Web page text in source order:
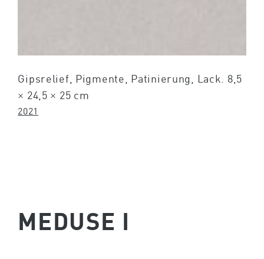
Gipsrelief, Pigmente, Patinierung, Lack. 8,5
× 24,5 × 25 cm
2021
MEDUSE I